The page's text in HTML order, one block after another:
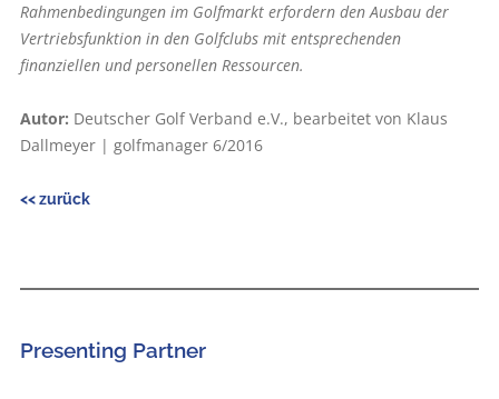
Rahmenbedingungen im Golfmarkt erfordern den Ausbau der
Vertriebsfunktion in den Golfclubs mit entsprechenden
finanziellen und personellen Ressourcen.
Autor: Deutscher Golf Verband e.V., bearbeitet von Klaus
Dallmeyer | golfmanager 6/2016
<< zurück
Presenting Partner